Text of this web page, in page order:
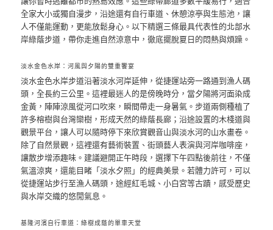
全家大小或獨自漫步，沿途還有自行車道、休憩涼亭與生態池，讓
人不僅能運動，更能放鬆身心。以下精選三條最具代表性的北部水
岸綠蔭步道，帶你走進自然涼意中，徹底擺脫夏日的悶熱與煩躁。
淡水金色水岸：河風與夕陽的雙重饗宴
淡水金色水岸步道沿著淡水河岸延伸，從捷運站旁一路通到漁人碼
頭，全長約三公里。這裡最迷人的是傍晚時分，當夕陽將河面染成
金黃，陣陣涼風從河口吹來，瞬間帶走一身暑氣。步道兩側種植了
許多榕樹與台灣欒樹，形成天然的綠蔭長廊；沿途設置的木棧道與
觀景平台，讓人可以隨時停下來欣賞觀音山與淡水河的山水畫卷。
除了自然景觀，這裡還有藝術裝置、街頭藝人表演與河岸咖啡座，
讓散步增添趣味。建議避開正午時段，選擇下午四點後前往，不僅
氣溫涼爽，還能目睹「淡水夕照」的經典美景。若體力許可，可以
從捷運站步行至漁人碼頭，途經紅毛城、小白宮等古蹟，感受歷史
與水岸交織的悠閒氣息。
基隆河濱自行車道：綠樹成蔭的單車天堂